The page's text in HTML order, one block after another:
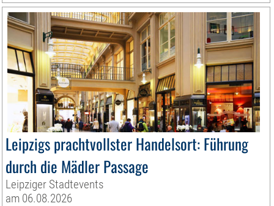
Leipzigs prachtvollster Handelsort: Führung
durch die Mädler Passage
Leipziger Stadtevents
am 06.08.2026